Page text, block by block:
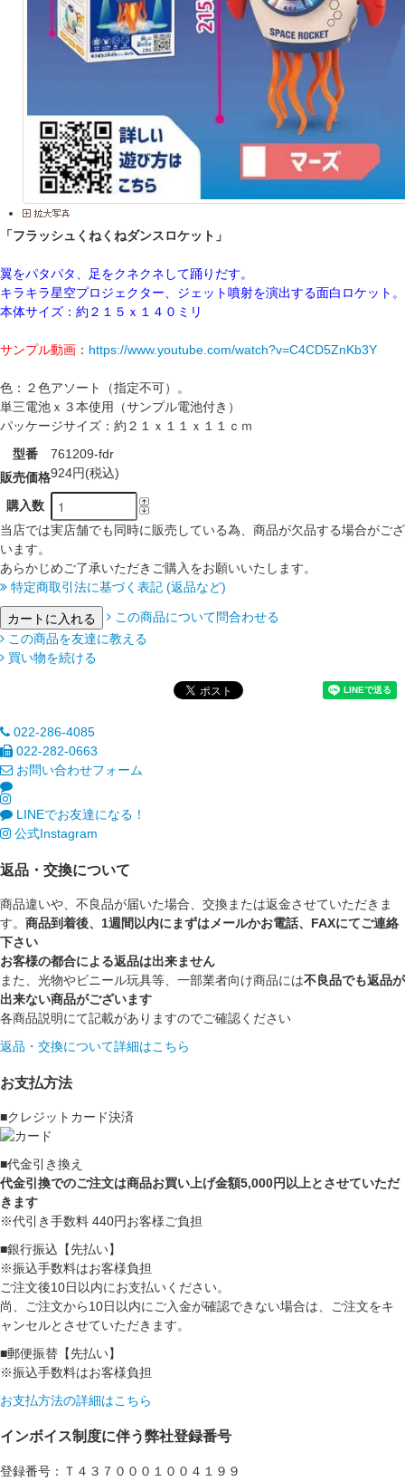
「フラッシュくねくねダンスロケット」
翼をパタパタ、足をクネクネして踊りだす。
キラキラ星空プロジェクター、ジェット噴射を演出する面白ロケット。
本体サイズ：約２１５ｘ１４０ミリ
サンプル動画 ： https://www.youtube.com/watch?v=C4CD5ZnKb3Y
色：２色アソート（指定不可）。
単三電池ｘ３本使用（サンプル電池付き）
パッケージサイズ：約２１ｘ１１ｘ１１ｃｍ
型番
761209-fdr
販売価格924円(税込)
購入数
当店では実店舗でも同時に販売している為、商品が欠品する場合がござ
います。
あらかじめご了承いただきご購入をお願いいたします。
特定商取引法に基づく表記 (返品など)
この商品について問合わせる
この商品を友達に教える
買い物を続ける
022-286-4085
022-282-0663
お問い合わせフォーム
LINEでお友達になる！
公式Instagram
返品・交換について
商品違いや、不良品が届いた場合、交換または返金させていただきま
す。 商品到着後、1週間以内にまずはメールかお電話、FAXにてご連絡
下さい
お客様の都合による返品は出来ません
また、光物やビニール玩具等、一部業者向け商品には不良品でも返品が
出来ない商品がございます
各商品説明にて記載がありますのでご確認ください
返品・交換について詳細はこちら
お支払方法
■クレジットカード決済
■代金引き換え
代金引換でのご注文は商品お買い上げ金額5,000円以上とさせていただ
きます
※代引き手数料 440円お客様ご負担
■銀行振込【先払い】
※振込手数料はお客様負担
ご注文後10日以内にお支払いください。
尚、ご注文から10日以内にご入金が確認できない場合は、ご注文をキ
ャンセルとさせていただきます。
■郵便振替【先払い】
※振込手数料はお客様負担
お支払方法の詳細はこちら
インボイス制度に伴う弊社登録番号
登録番号：Ｔ４３７０００１００４１９９